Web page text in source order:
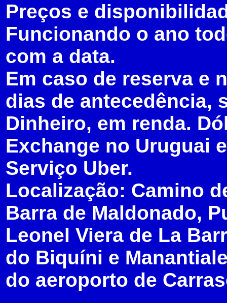
Preços e
Funcionando o ano
com a data.
Em caso de reserva e
dias de antecedência,
Dinheiro, em renda.
Exchange no Uruguai
Serviço Uber.
Localização: Camino
Barra de Maldonado,
Leonel Viera de La
do Biquíni e
do aeroporto de